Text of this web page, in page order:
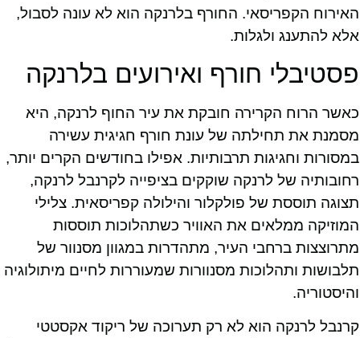
האירוח הקפריסאי. החורף בלרנקה הוא לא עונה לסבול,
אלא להתענג ולגלות.
פסטיבלי חורף ואירועים בלרנקה
כאשר הרוח הקרירה חובקת את עיר החוף לרנקה, היא
מסמנת את תחילתה של עונת חורף חגיגית עשירה
במסורות וחגיגות תרבותיות. אפילו בחודשים הקרים יותר,
רחובותיה של לרנקה שוקקים בציפייה לקרנבל לרנקה,
תצוגה תוססת של פולקלור והילולה קפריסאית. צלילי
המוזיקה ממלאים את האוויר כשתהלוכות תוססות
מתרוצצות ברחבי העיר, מתהדרות במגוון מסנוור של
תלבושות ותהלוכות מסנוורות שמעוררות לחיים מיתולוגיה
והיסטוריה.
קרנבל לרנקה הוא לא רק תערוכה של ריקוד אקסטטי